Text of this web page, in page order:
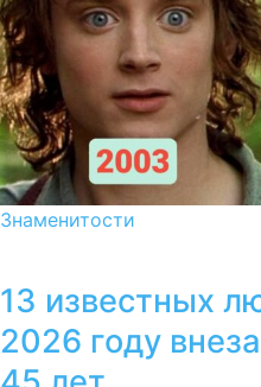
Знаменитости
13 известных
2026 году